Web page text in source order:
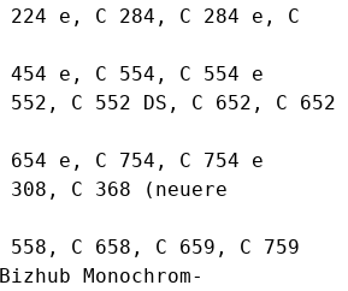
224 e, C 284, C 284 e, C
454 e, C 554, C 554 e
552, C 552 DS, C 652, C 652
654 e, C 754, C 754 e
308, C 368 (neuere
558, C 658, C 659, C 759
Monochrom-